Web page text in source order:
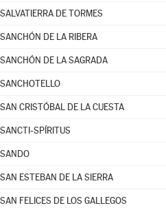
SALVATIERRA DE TORMES
SANCHÓN DE LA RIBERA
SANCHÓN DE LA SAGRADA
SANCHOTELLO
SAN CRISTÓBAL DE LA CUESTA
SANCTI-SPÍRITUS
SANDO
SAN ESTEBAN DE LA SIERRA
SAN FELICES DE LOS GALLEGOS